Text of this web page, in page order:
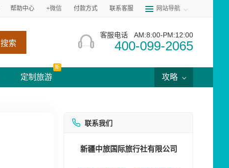
帮助中心 +微信 付款方式 联系客服 网站导航
搜索
客服电话 AM:8:00-PM:12:00
400-099-2065
定制旅游
新
攻略
联系我们
新疆中旅国际旅行社有限公司